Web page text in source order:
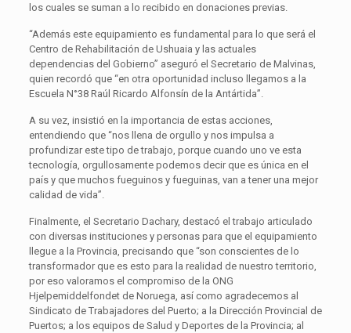
los cuales se suman a lo recibido en donaciones previas.
“Además este equipamiento es fundamental para lo que será el
Centro de Rehabilitación de Ushuaia y las actuales
dependencias del Gobierno” aseguró el Secretario de Malvinas,
quien recordó que “en otra oportunidad incluso llegamos a la
Escuela N°38 Raúl Ricardo Alfonsín de la Antártida”.
A su vez, insistió en la importancia de estas acciones,
entendiendo que “nos llena de orgullo y nos impulsa a
profundizar este tipo de trabajo, porque cuando uno ve esta
tecnología, orgullosamente podemos decir que es única en el
país y que muchos fueguinos y fueguinas, van a tener una mejor
calidad de vida”.
Finalmente, el Secretario Dachary, destacó el trabajo articulado
con diversas instituciones y personas para que el equipamiento
llegue a la Provincia, precisando que “son conscientes de lo
transformador que es esto para la realidad de nuestro territorio,
por eso valoramos el compromiso de la ONG
Hjelpemiddelfondet de Noruega, así como agradecemos al
Sindicato de Trabajadores del Puerto; a la Dirección Provincial de
Puertos; a los equipos de Salud y Deportes de la Provincia; al